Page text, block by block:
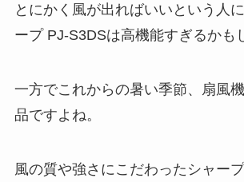
とにかく風が出ればいいという人
ープ PJ-S3DSは高機能すぎるかも
一方でこれからの暑い季節、扇風
品ですよね。
風の質や強さにこだわったシャー